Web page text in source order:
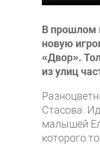
В прошлом
новую
«Двор».
из улиц
Стасова.
малышей
которого